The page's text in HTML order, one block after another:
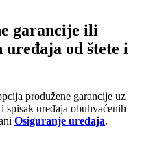
garancije ili
uređaja od štete i
produžene garancije uz
spisak uređaja obuhvaćenih
Osiguranje uređaja.